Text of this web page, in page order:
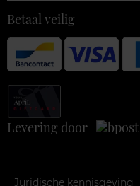
Betaal veilig
Levering door
Juridische kennisgeving